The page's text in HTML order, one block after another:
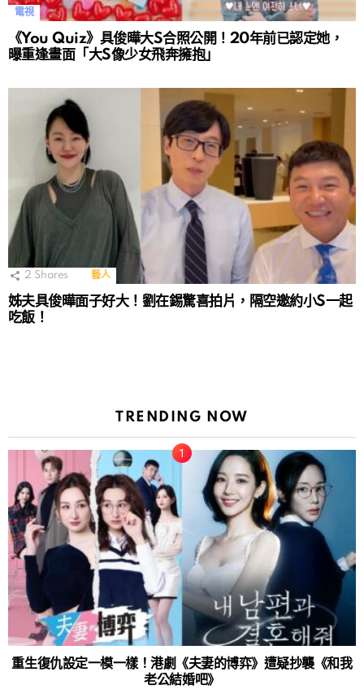
電視
《You Quiz》具俊曄大S合照公開！20年前已認定她，
曝重逢畫面「大S像少女飛奔擁抱」
2 Shares 藝人
姊夫具俊曄面子好大！劉在錫驚喜拍片，隔空邀約小S一起
吃飯！
TRENDING NOW
重生復仇設定一模一樣！港劇《夫妻的博弈》遭疑抄襲《和我
老公結婚吧》